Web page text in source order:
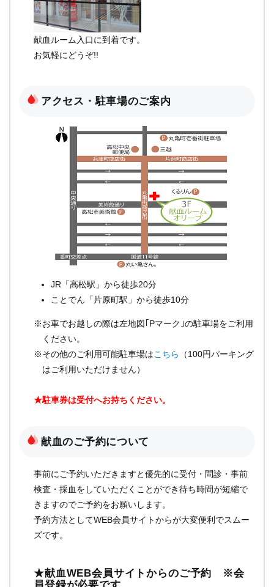
献血ルーム入口に到着です。
お気軽にどうぞ!!
アクセス・駐車場のご案内
JR「高松駅」から徒歩20分
ことでん「片原町駅」から徒歩10分
※お車でお越しの際は左地図｢Pマーク｣の駐車場をご利用
ください。
※その他のご利用可能駐車場はこちら
（100円パーキング
はご利用いただけません）
★駐車券は受付へお持ちください。
献血のご予約について
事前にご予約いただきますと優先的に受付・問診・事前
検査・採血をしていただくことができ待ち時間が短縮で
きますのでご予約をお願いします。
予約方法としてWEB会員サイトからが大変便利でスムー
ズです。
★献血WEB会員サイトからのご予約 ※会